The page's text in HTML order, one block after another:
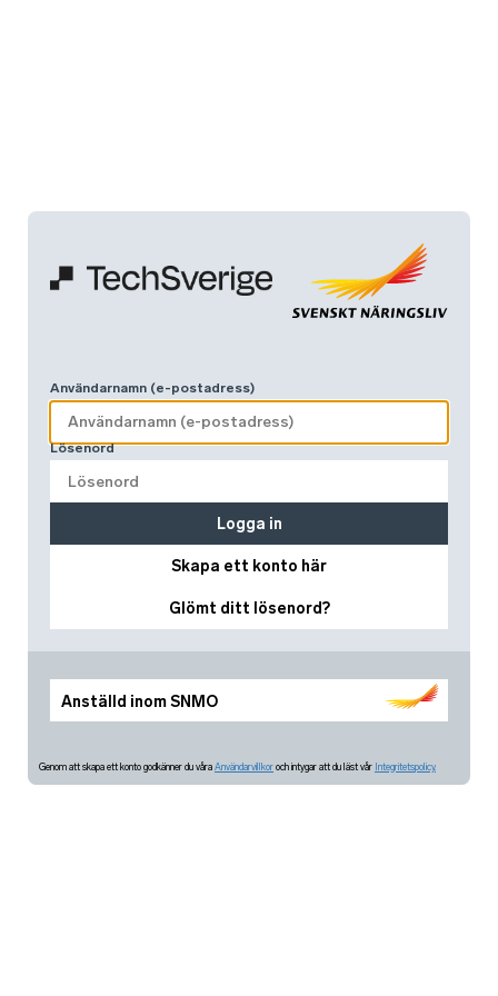
Anställd inom SNMO
Användarnamn (e-postadress)
Lösenord
Skapa ett konto här
Glömt ditt lösenord?
Logga in
Genom att skapa ett konto godkänner du våra Användarvillkor och intygar att du läst vår Integritetspolicy.